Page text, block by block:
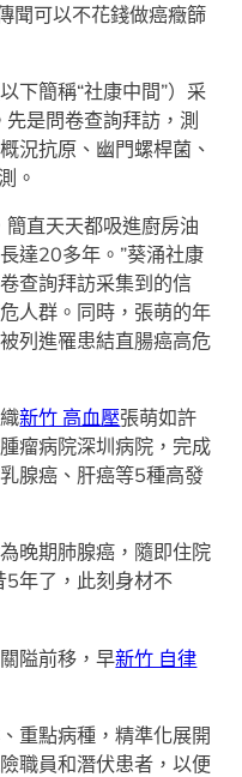
聞可以不花錢做癌癥篩
下簡稱“社康中間”）采
先是問卷查詢拜訪，測
況抗原、幽門螺桿菌、
。
簡直天天都吸進廚房油
達20多年。”葵涌社康
查詢拜訪采集到的信
人群。同時，張萌的年
列進罹患結直腸癌高危
新竹 高血壓張萌如許
瘤病院深圳病院，完成
腺癌、肝癌等5種高發
晚期肺腺癌，隨即住院
5年了，此刻身材不
隘前移，早新竹 自律
重點病種，精準化展開
職員和潛伏患者，以便